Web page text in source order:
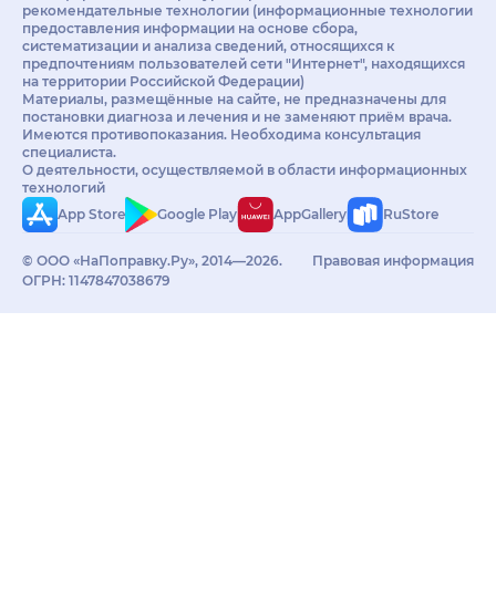
рекомендательные технологии (информационные технологии
предоставления информации на основе сбора,
систематизации и анализа сведений, относящихся к
предпочтениям пользователей сети "Интернет", находящихся
на территории Российской Федерации)
Материалы, размещённые на сайте, не предназначены для
постановки диагноза и лечения и не заменяют приём врача.
Имеются противопоказания. Необходима консультация
специалиста.
О деятельности, осуществляемой в области информационных
технологий
App Store
Google Play AppGallery RuStore
© ООО «НаПоправку.Ру», 2014—2026.
ОГРН: 1147847038679
Правовая информация